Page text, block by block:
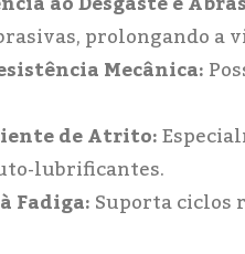
prolongando a
Mecânica:
de Atrito:
lubrificantes.
Fadiga:Suporta ciclos